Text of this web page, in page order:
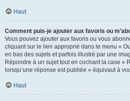
Haut
Comment puis-je ajouter aux favoris ou
Vous pouvez ajouter aux favoris ou vous
cliquant sur le lien approprié dans le menu «
en bas des sujets et parfois illustré par une
Répondre à un sujet tout en cochant la case «
lorsqu’une réponse est publiée » équivaut à
Haut